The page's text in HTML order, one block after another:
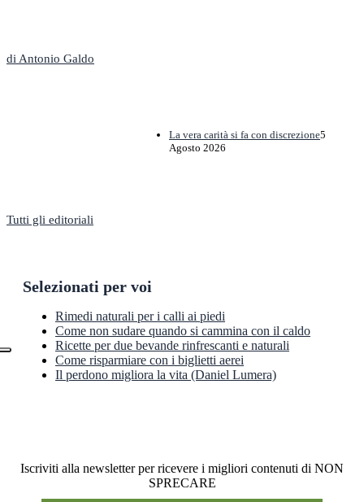
di Antonio Galdo
La vera carità si fa con discrezione5
Agosto 2026
Tutti gli editoriali
Selezionati per voi
Rimedi naturali per i calli ai piedi
Come non sudare quando si cammina con il caldo
Ricette per due bevande rinfrescanti e naturali
Come risparmiare con i biglietti aerei
Il perdono migliora la vita (Daniel Lumera)
Iscriviti alla newsletter per ricevere i migliori contenuti di NON
SPRECARE